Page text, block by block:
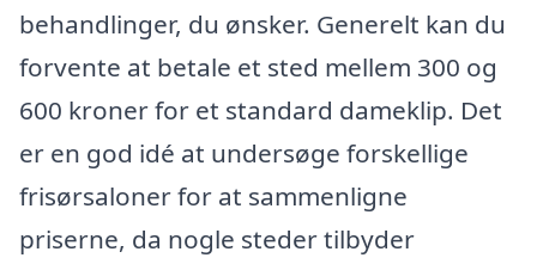
behandlinger, du ønsker. Generelt kan du
forvente at betale et sted mellem 300 og
600 kroner for et standard dameklip. Det
er en god idé at undersøge forskellige
frisørsaloner for at sammenligne
priserne, da nogle steder tilbyder